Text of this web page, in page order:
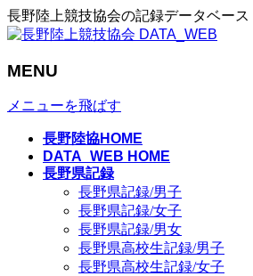
長野陸上競技協会の記録データベー
MENU
メニューを飛ばす
長野陸協HOME
DATA_WEB HOME
長野県記録
長野県記録/男子
長野県記録/女子
長野県記録/男女
長野県高校生記録/男子
長野県高校生記録/女子